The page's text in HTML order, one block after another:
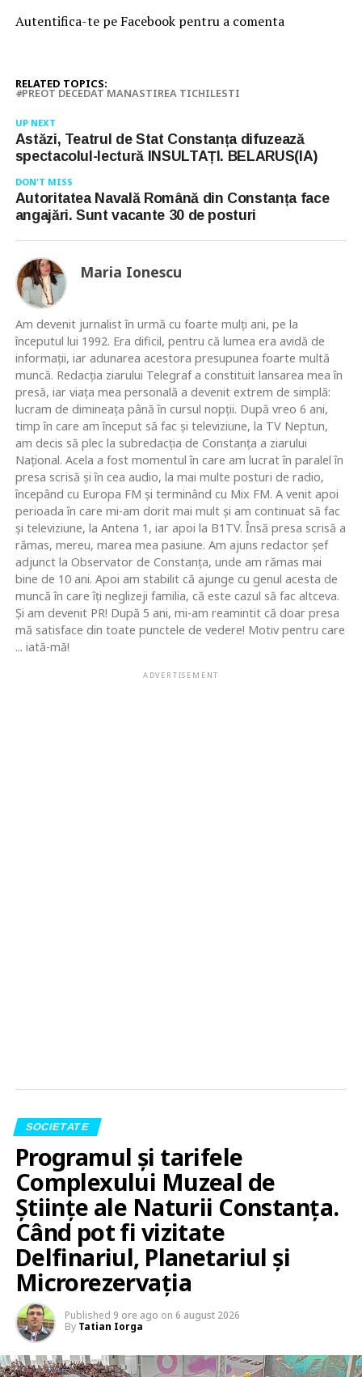
Autentifica-te pe Facebook pentru a comenta
RELATED TOPICS:
PREOT DECEDAT MANASTIREA TICHILESTI
UP NEXT
Astăzi, Teatrul de Stat Constanța difuzează
spectacolul-lectură INSULTAȚI. BELARUS(IA)
DON'T MISS
Autoritatea Navală Română din Constanța face
angajări. Sunt vacante 30 de posturi
Maria Ionescu
Am devenit jurnalist în urmă cu foarte mulţi ani, pe la
începutul lui 1992. Era dificil, pentru că lumea era avidă de
informaţii, iar adunarea acestora presupunea foarte multă
muncă. Redacţia ziarului Telegraf a constituit lansarea mea în
presă, iar viaţa mea personală a devenit extrem de simplă:
lucram de dimineaţa până în cursul nopţii. După vreo 6 ani,
timp în care am început să fac şi televiziune, la TV Neptun,
am decis să plec la subredacţia de Constanţa a ziarului
Naţional. Acela a fost momentul în care am lucrat în paralel în
presa scrisă şi în cea audio, la mai multe posturi de radio,
începând cu Europa FM şi terminând cu Mix FM. A venit apoi
perioada în care mi-am dorit mai mult şi am continuat să fac
şi televiziune, la Antena 1, iar apoi la B1TV. Însă presa scrisă a
rămas, mereu, marea mea pasiune. Am ajuns redactor şef
adjunct la Observator de Constanţa, unde am rămas mai
bine de 10 ani. Apoi am stabilit că ajunge cu genul acesta de
muncă în care îţi neglizeji familia, că este cazul să fac altceva.
Şi am devenit PR! După 5 ani, mi-am reamintit că doar presa
mă satisface din toate punctele de vedere! Motiv pentru care
... iată-mă!
ADVERTISEMENT
SOCIETATE
Programul și tarifele
Complexului Muzeal de
Științe ale Naturii Constanța.
Când pot fi vizitate
Delfinariul, Planetariul și
Microrezervația
Published 9 ore ago on 6 august 2026
By Tatian Iorga